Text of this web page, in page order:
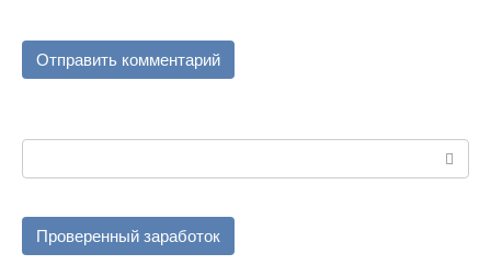
Проверенный заработок